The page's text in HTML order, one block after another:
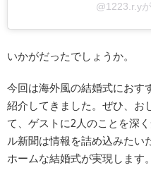
@1223.r.y
いかがだったでしょうか。
今回は海外風の結婚式におす
紹介してきました。ぜひ、お
て、ゲストに2人のことを深
ル新聞は情報を詰め込みたい
ホームな結婚式が実現します。